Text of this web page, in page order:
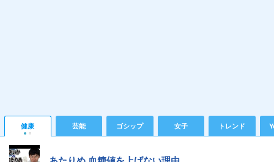
健康 芸能 ゴシップ 女子 トレンド